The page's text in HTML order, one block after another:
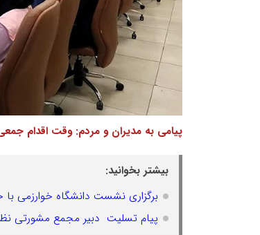
پیامی به مدیران و مردم: وقت اقدام
بیشتر بخوانید:
برگزاری نشست دانشگاه خوارزمی
پیام تسلیت دبیر مجمع مشورتی